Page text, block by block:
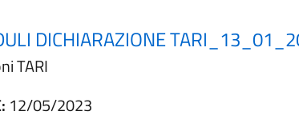
DICHIARAZIONE
TARI
12/05/2023